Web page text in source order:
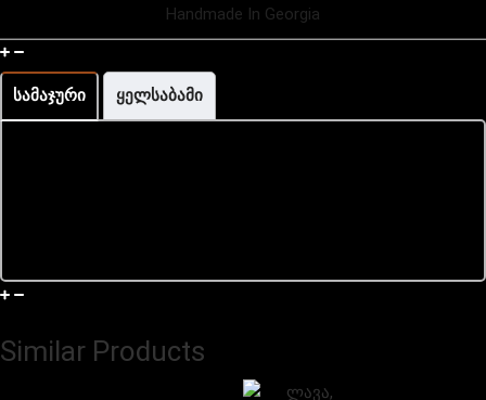
Handmade In Georgia
სამაჯური ყელსაბამი
Similar Products